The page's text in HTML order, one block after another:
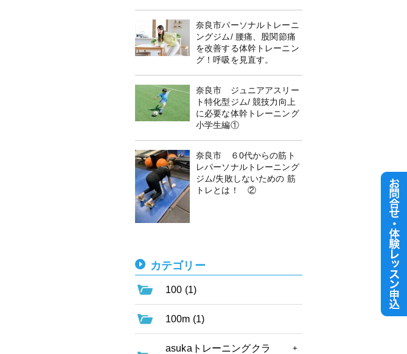
奈良市パーソナルトレーニ
ングジム/ 腰痛、股関節痛
を改善する体幹トレーニン
グ！呼吸を見直す。
奈良市 ジュニアアスリー
ト特化型ジム/ 競技力向上
に必要な体幹トレーニング
小学生編①
奈良市 ６0代からの筋ト
レパーソナルトレーニング
ジム/失敗しないための 筋
トレとは！ ②
カテゴリー
100 (1)
100m (1)
asukaトレーニングクラ